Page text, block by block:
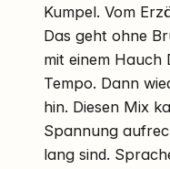
Kumpel. Vom
Das geht ohne
mit einem Hauch
Tempo. Dann
hin. Diesen Mix
Spannung
lang sind.